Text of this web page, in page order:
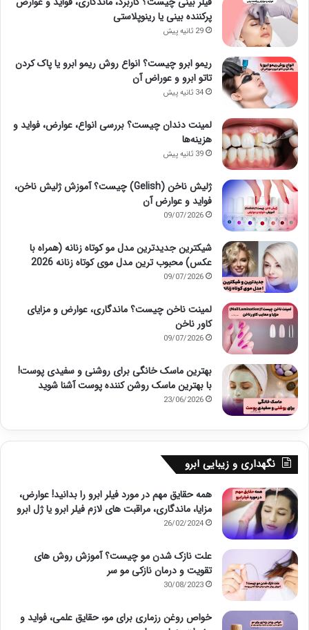
پرکننده بینی یا رینوپلاستی
29 ثانیه پیش
ریمو ابرو چیست؟ انواع روش ریمو ابرو یا پاک کردن
تاتو ابرو و عوراض آن
34 ثانیه پیش
لمینت دندان چیست؟ بررسی انواع، عوارض، فواید و
هزینه‌ها
39 ثانیه پیش
ژلیش ناخن (Gelish) چیست؟ آموزش ژلیش ناخن،
فواید و عوارض آن
09/07/2026
شیکترین جدیدترین مدل مو کوتاه زنانه (همراه با
عکس) محبوب ترین مدل موی کوتاه زنانه 2026
09/07/2026
لمینت ناخن چیست؟ ماندگاری، عوارض و مزایای
کاور ناخن
09/07/2026
بهترین ماسک خانگی برای روشنی و سفیدی پوست!
با بهترین ماسک روشن کننده پوست آشنا شوید
23/06/2026
نگهداری و زیبایی ابرو
همه حقایق مهم در مورد فیلر ابرو را بدانید! عوارض،
مزایا، ماندگاری، مراقبت های لازم فیلر ابرو یا ژل ابرو
26/02/2024
علت نازک شدن مو چیست؟ آموزش روش های
تقویت و درمان نازکی مو سر
30/08/2023
خواص روغن رزماری برای مو، حقایق علمی، فواید و